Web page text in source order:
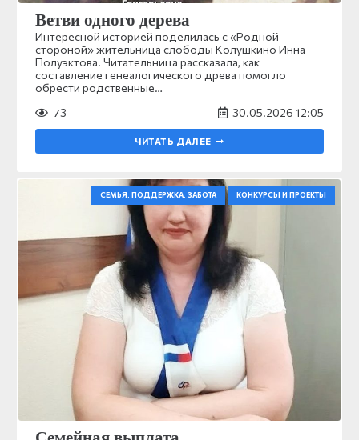
Ветви одного дерева
Интересной историей поделилась с «Родной
стороной» жительница слободы Колушкино Инна
Полуэктова. Читательница рассказала, как
составление генеалогического древа помогло
обрести родственные…
73
30.05.2026 12:05
ЧИТАТЬ ДАЛЕЕ
СЕМЬЯ. ПОДДЕРЖКА. ЗАБОТА КОНКУРСЫ И ПРОЕКТЫ